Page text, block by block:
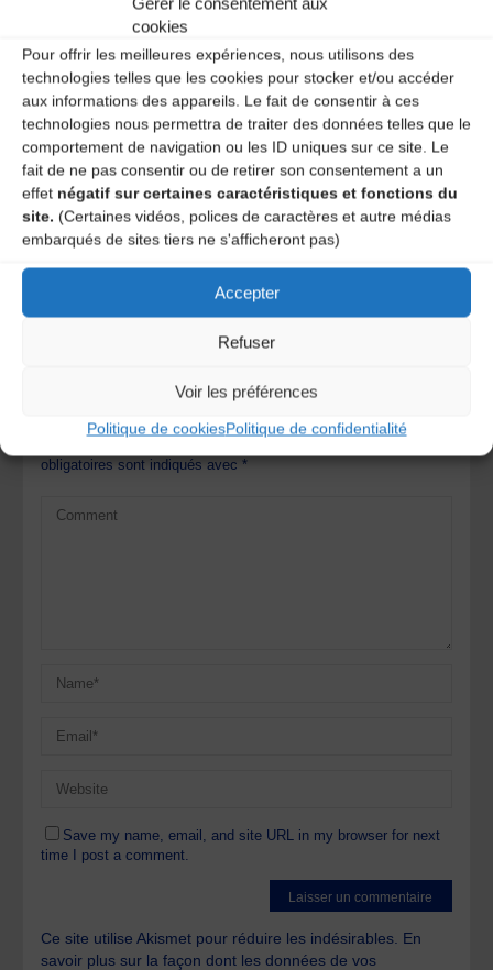
cookies
Pour offrir les meilleures expériences, nous utilisons des
technologies telles que les cookies pour stocker et/ou accéder
aux informations des appareils. Le fait de consentir à ces
technologies nous permettra de traiter des données telles que le
comportement de navigation ou les ID uniques sur ce site. Le
fait de ne pas consentir ou de retirer son consentement a un
effet négatif sur certaines caractéristiques et fonctions du
site. (Certaines vidéos, polices de caractères et autre médias
embarqués de sites tiers ne s'afficheront pas)
Accepter
Refuser
Voir les préférences
Politique de cookiesPolitique de confidentialité
Heidy Simon 16 ans ago
that’s my brother Marlon. So proud of his
accomplishments!!
I love you bro….
Heidy
Laisser un
commentaire
obligatoires sont indiqués avec*
Save my name, email, and site URL in my browser for next
time I post a comment.
Ce site utilise Akismet pour réduire les indésirables. En
savoir plus sur la façon dont les données de vos